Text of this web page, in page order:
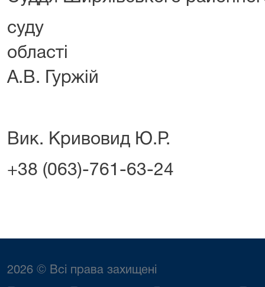
суду
А.В. Гуржій
Вик. Кривовид Ю.Р.
+38 (063)-761-63-24
2026 © Всі права захищені